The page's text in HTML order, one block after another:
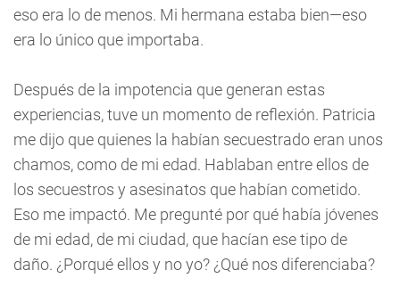
eso era lo de menos. Mi hermana estaba bien—eso
era lo único que importaba.
Después de la impotencia que generan estas
experiencias, tuve un momento de reflexión. Patricia
me dijo que quienes la habían secuestrado eran unos
chamos, como de mi edad. Hablaban entre ellos de
los secuestros y asesinatos que habían cometido.
Eso me impactó. Me pregunté por qué había jóvenes
de mi edad, de mi ciudad, que hacían ese tipo de
daño. ¿Porqué ellos y no yo? ¿Qué nos diferenciaba?